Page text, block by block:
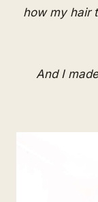
how my hair
And I